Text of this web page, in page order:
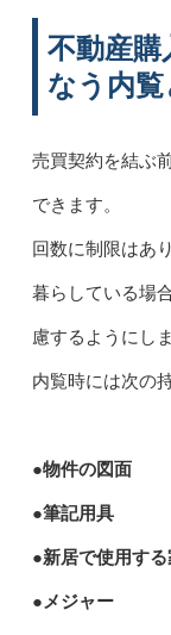
不動産購
なう内覧
売買契約を結ぶ
できます。
回数に制限はあ
暮らしている場
慮するようにし
内覧時には次の
●物件の図面
●筆記用具
●新居で使用す
●メジャー